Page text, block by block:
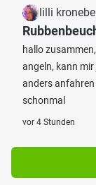
lilli
hallo
angeln, kann
anders anfahren
schonmal
vor 4 Stunden